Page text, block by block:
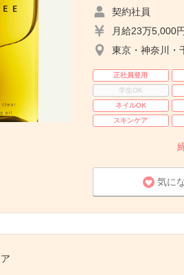
契約社員
月給23万5,000
東京・神奈川・
正社員登用
学生OK
ネイルOK
スキンケア
気に